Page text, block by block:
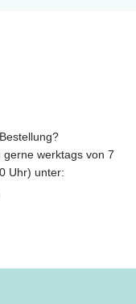
werktags von 7
Uhr) unter: